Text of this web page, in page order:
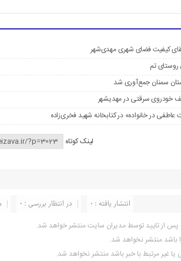
کیفیت فضای شهری مهدی‌شهر
تم
عاطفی در خانواده» در کتابخانه شهید فخری‌زاده
لینک کوتاه
در انتظار بررسی : 0 انتشار یافته : ۰
از تایید توسط مدیران سایت منتشر خواهد شد.
باشد منتشر نخواهد شد.
یا غیر مرتبط با خبر باشد منتشر نخواهد شد.